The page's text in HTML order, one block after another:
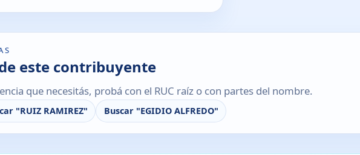
este contribuyente
que necesitás, probá con el RUC raíz o con partes del nombre.
"RUIZ RAMIREZ" Buscar "EGIDIO ALFREDO"